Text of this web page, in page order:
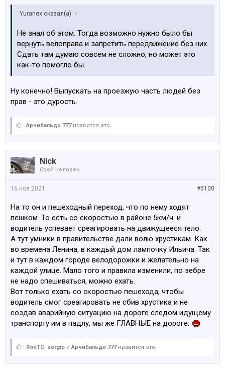
Yuranex сказал(а): ↑
Не знал об этом. Тогда возможно нужно было бы
вернуть велоправа и запретить передвижение без них.
Сдать там думаю совсем не сложно, но может это
как-то помогло бы.
Ну конечно! Выпускать на проезжую часть людей без
прав - это дурость.
Арчибальдо 777нравится это.
Nick
Свой человек
#5100
16 ноя 2021
На то он и пешеходный переход, что по нему ходят
пешком. То есть со скоростью в районе 5км/ч. и
водитель успевает среагировать на движущееся тело.
А тут умники в правительстве дали волю хрустикам. Как
во времена Ленина, в каждый дом лампочку Ильича. Так
и тут в каждом городе велодорожки и желательно на
каждой улице. Мало того и правила изменили, по зебре
не надо спешиваться, можно ехать.
Вот только ехать со скоростью пешехода, чтобы
водитель смог среагировать не сбив хрустика и не
создав аварийную ситуацию на дороге следом идущему
транспорту им в падлу, мы же ГЛАВНЫЕ на дороге.
RooTC, sergio иАрчибальдо 777нравится это.